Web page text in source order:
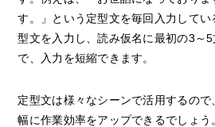
す。」という定型文を毎回入力して
型文を入力し、読み仮名に最初の3～
で、入力を短縮できます。
定型文は様々なシーンで活用するの
幅に作業効率をアップできるでしょう